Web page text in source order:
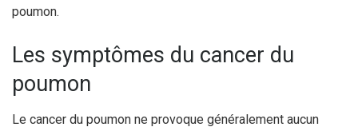
poumon.
Les symptômes du cancer du
poumon
Le cancer du poumon ne provoque généralement aucun